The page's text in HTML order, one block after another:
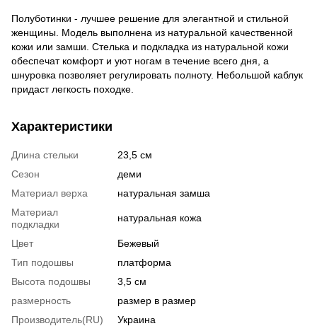
Полуботинки - лучшее решение для элегантной и стильной
женщины. Модель выполнена из натуральной качественной
кожи или замши. Стелька и подкладка из натуральной кожи
обеспечат комфорт и уют ногам в течение всего дня, а
шнуровка позволяет регулировать полноту. Небольшой каблук
придаст легкость походке.
Характеристики
Длина стельки
23,5 см
Сезон
деми
Материал верха
натуральная замша
Материал
подкладки
натуральная кожа
Цвет
Бежевый
Тип подошвы
платформа
Высота подошвы
3,5 см
размерность
размер в размер
Производитель(RU)
Украина